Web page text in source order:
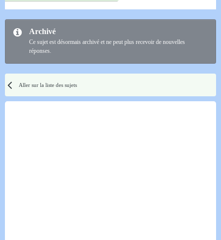
Archivé
Ce sujet est désormais archivé et ne peut plus recevoir de nouvelles
réponses.
Aller sur la liste des sujets